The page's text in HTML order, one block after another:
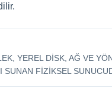
YEREL DISK, AĞ VE
SUNAN FIZIKSEL